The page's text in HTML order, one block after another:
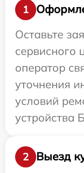
1
Оставьте
оператор
уточнения
условий
2
Выезд